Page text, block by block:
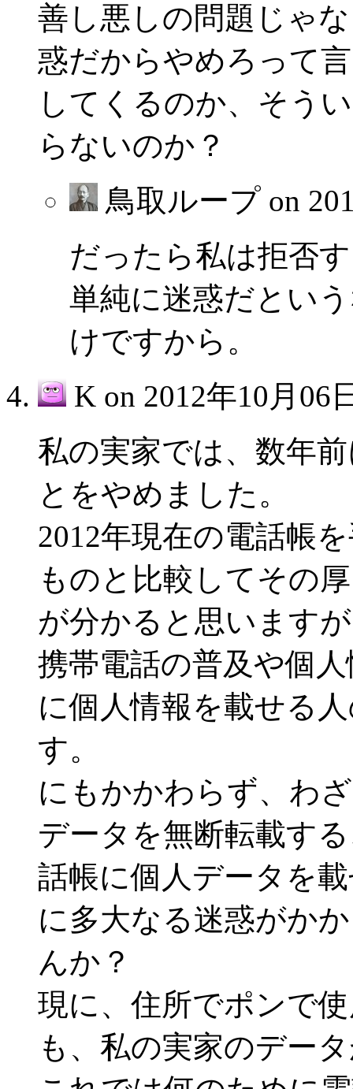
善し悪しの問題じゃ
惑だからやめろって
してくるのか、そう
らないのか？
鳥取ループ on
だったら私は拒否
単純に迷惑だとい
けですから。
K on 2012年10月06
私の実家では、数年
とをやめました。
2012年現在の電話帳
ものと比較してその
が分かると思います
携帯電話の普及や個
に個人情報を載せる
す。
にもかかわらず、わ
データを無断転載す
話帳に個人データを
に多大なる迷惑がか
んか？
現に、住所でポンで
も、私の実家のデー